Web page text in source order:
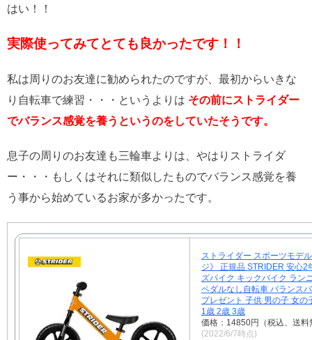
はい！！
実際使ってみてとても良かったです！！
私は周りのお友達に勧められたのですが、最初からいきな
り自転車で練習・・・というよりは その前にストライダー
でバランス感覚を養うというのをしていたそうです。
息子の周りのお友達も三輪車よりは、やはりストライダ
ー・・・もしくはそれに類似したものでバランス感覚を養
う事から始めているお家が多かったです。
ストライダー スポーツモデ
ジ》 正規品 STRIDER 安心2
ズバイク キックバイク ラン
ペダルなし自転車 バランス
プレゼント 子供 男の子 女の
1歳 2歳 3歳
価格：14850円（税込、送料
(2022/6/7時点)